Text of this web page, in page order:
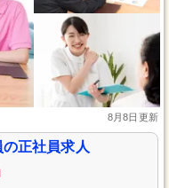
8月8日更新
正社員求人